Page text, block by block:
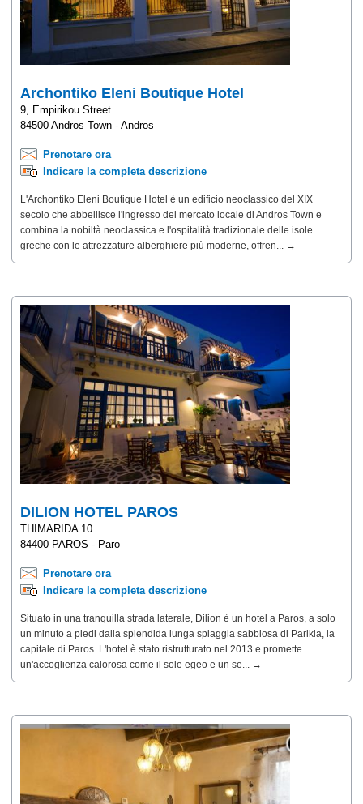
Archontiko Eleni Boutique Hotel
9, Empirikou Street
84500 Andros Town - Andros
Prenotare ora
Indicare la completa descrizione
L'Archontiko Eleni Boutique Hotel è un edificio neoclassico del XIX
secolo che abbellisce l'ingresso del mercato locale di Andros Town e
combina la nobiltà neoclassica e l'ospitalità tradizionale delle isole
greche con le attrezzature alberghiere più moderne, offren... →
DILION HOTEL PAROS
THIMARIDA 10
84400 PAROS - Paro
Prenotare ora
Indicare la completa descrizione
Situato in una tranquilla strada laterale, Dilion è un hotel a Paros, a solo
un minuto a piedi dalla splendida lunga spiaggia sabbiosa di Parikia, la
capitale di Paros. L'hotel è stato ristrutturato nel 2013 e promette
un'accoglienza calorosa come il sole egeo e un se... →